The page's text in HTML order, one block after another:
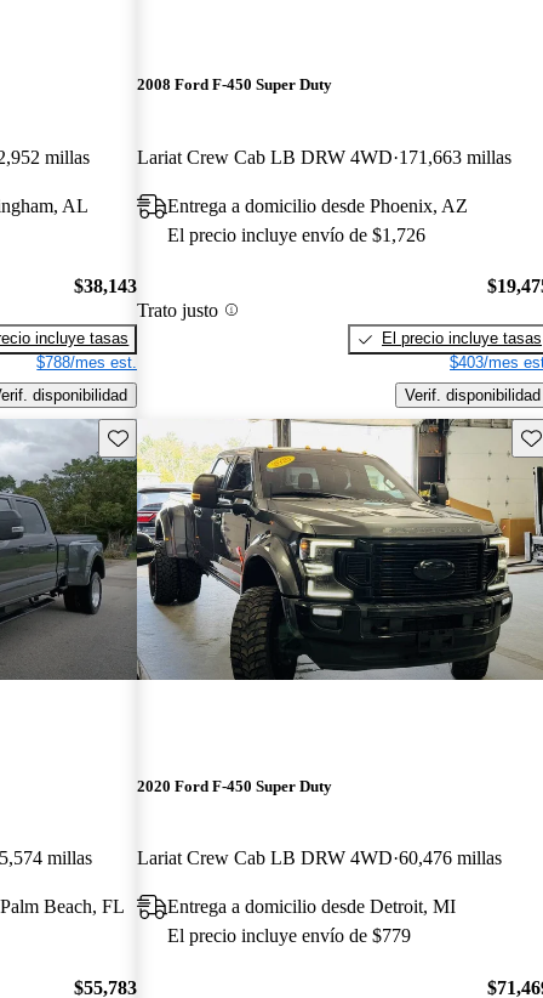
millas
AL
$38,143
incluye tasas
$788/mes est.
disponibilidad
2008 Ford F-450 Super Duty
Lariat Crew Cab LB DRW 4WD 171,663 millas
Entrega a domicilio desde Phoenix, AZ
El precio incluye envío de $1,726
Trato justo
El precio incluye tasas
$403/mes
Verif. disponibilidad
Guarda este Aviso
millas
Beach, FL
$55,783
2020 Ford F-450 Super Duty
Lariat Crew Cab LB DRW 4WD 60,476 millas
Entrega a domicilio desde Detroit, MI
El precio incluye envío de $779